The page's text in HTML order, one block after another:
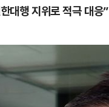
대행 지위로 적극 대응”